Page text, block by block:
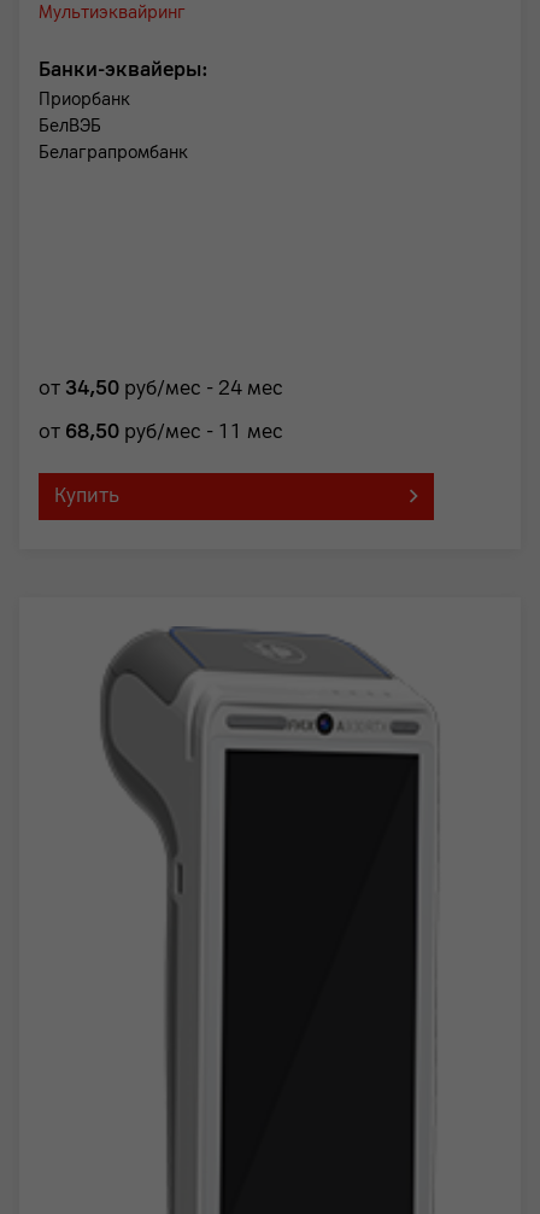
Мультиэквайринг
Банки-эквайеры:
Приорбанк
БелВЭБ
Белаграпромбанк
от 34,50 руб/мес - 24 мес
от 68,50 руб/мес - 11 мес
Купить